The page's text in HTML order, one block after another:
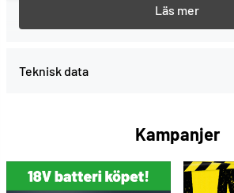
Plastkupa med trälist till Gjerdesågen
Teknisk data
Kampanjer